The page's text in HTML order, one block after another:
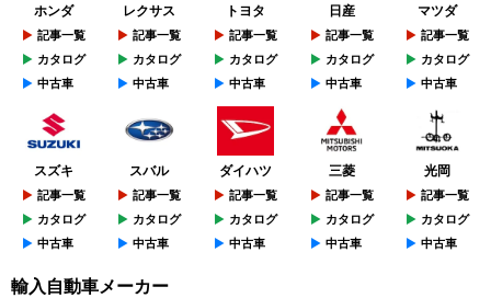
ホンダ
記事一覧
カタログ
中古車
レクサス
記事一覧
カタログ
中古車
トヨタ
記事一覧
カタログ
中古車
日産
記事一覧
カタログ
中古車
マツダ
記事一覧
カタログ
中古車
スズキ
記事一覧
カタログ
中古車
スバル
記事一覧
カタログ
中古車
ダイハツ
記事一覧
カタログ
中古車
三菱
記事一覧
カタログ
中古車
光岡
記事一覧
カタログ
中古車
輸入自動車メーカー